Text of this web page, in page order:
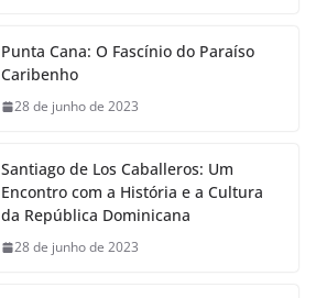
Punta Cana: O Fascínio do Paraíso
Caribenho
28 de junho de 2023
Santiago de Los Caballeros: Um
Encontro com a História e a Cultura
da República Dominicana
28 de junho de 2023